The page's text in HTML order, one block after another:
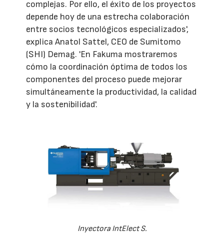
complejas. Por ello, el éxito de los proyectos
depende hoy de una estrecha colaboración
entre socios tecnológicos especializados',
explica Anatol Sattel, CEO de Sumitomo
(SHI) Demag. 'En Fakuma mostraremos
cómo la coordinación óptima de todos los
componentes del proceso puede mejorar
simultáneamente la productividad, la calidad
y la sostenibilidad'.
Inyectora IntElect S.